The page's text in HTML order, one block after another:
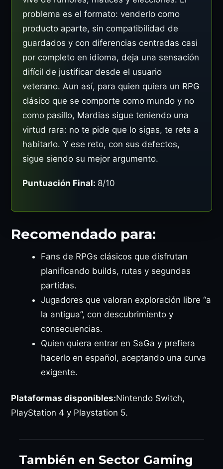
problema es el formato: venderlo como
producto aparte, sin compatibilidad de
guardados y con diferencias centradas casi
por completo en idioma, deja una sensación
difícil de justificar desde el usuario
veterano. Aun así, para quien quiera un RPG
clásico que se comporte como mundo y no
como pasillo, Mardias sigue teniendo una
virtud rara: no te pide que lo sigas, te reta a
habitarlo. Y ese reto, con sus defectos,
sigue siendo su mejor argumento.
Puntuación Final: 8/10
Recomendado para:
Fans de RPGs clásicos que disfrutan
planificando builds, rutas y segundas
partidas.
Jugadores que valoran exploración libre “a
la antigua”, con descubrimiento y
consecuencias.
Quien quiera entrar en SaGa y prefiera
hacerlo en español, aceptando una curva
exigente.
Plataformas disponibles:Nintendo Switch,
PlayStation 4 y Playstation 5.
También en Sector Gaming